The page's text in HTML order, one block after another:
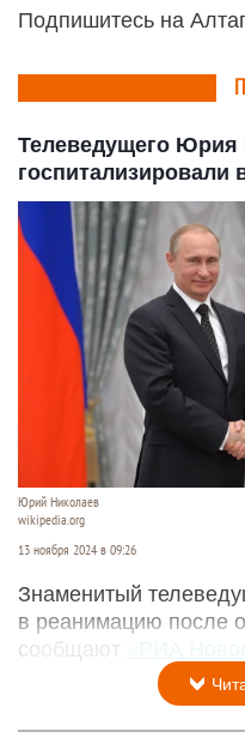
Подпишитесь на
Телеведущего Юрия
госпитализировали
Юрий Николаев
wikipedia.org
13 ноября 2024 в 09:26
Знаменитый
в реанимацию после
сообщают
«РИА